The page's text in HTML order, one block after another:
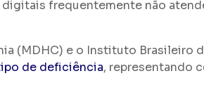
frequentemente não
(MDHC) e o Instituto Brasileiro
de deficiência, representando